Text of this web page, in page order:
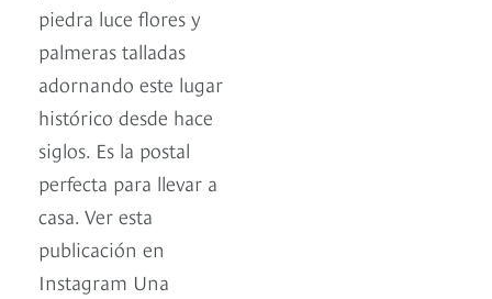
piedra luce flores y
palmeras talladas
adornando este lugar
histórico desde hace
siglos. Es la postal
perfecta para llevar a
casa. Ver esta
publicación en
Instagram Una